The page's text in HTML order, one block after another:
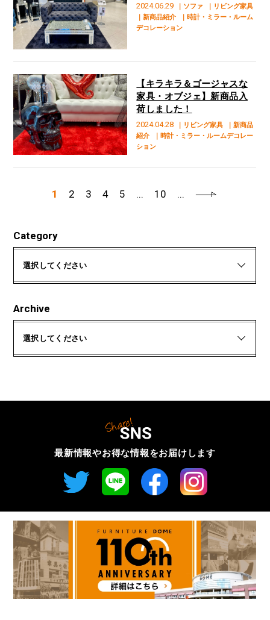
2024.06.29 ｜ソファ
｜リビング家具
｜新商品紹介
｜時計・ミラー・ルーム
デコレーション
2024.04.28 ｜リビング家具
｜新商品
紹介
｜時計・ミラー・ルームデコレー
ション
【キラキラ＆ゴージャスな
家具・オブジェ】新商品入
荷しました！
1 2 3 4 5 ... 10 ...
Category
選択してください
Archive
選択してください
最新情報やお得な情報をお届けします